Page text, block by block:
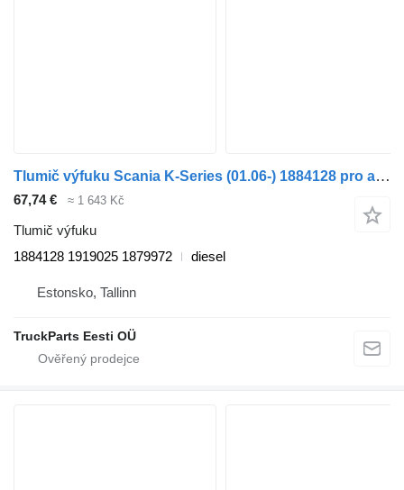
Tlumič výfuku Scania K-Series (01.06-) 1884128 pro autobusy Scania K,N,F-series bus (2006-)
67,74 € ≈ 1 643 Kč
Tlumič výfuku
1884128 1919025 1879972
diesel
Estonsko, Tallinn
TruckParts Eesti OÜ